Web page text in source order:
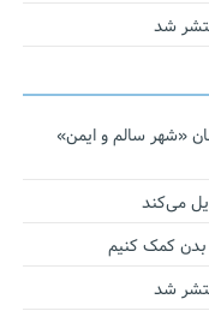
شد
«شهر سالم و ایمن»
می‌کند
کمک کنیم
شد